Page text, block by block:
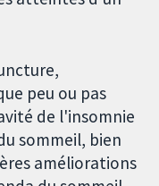
peu ou pas
de l'insomnie
sommeil, bien
améliorations